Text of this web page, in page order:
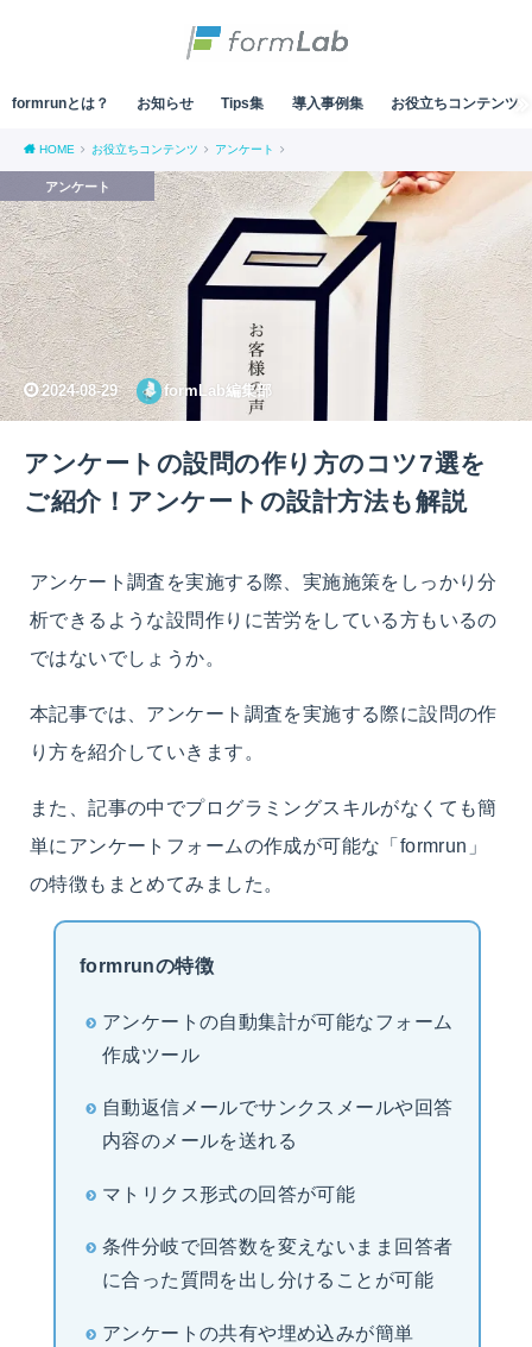
formrunとは？ お知らせ Tips集 導入事例集 お役立ちコンテンツ
HOME お役立ちコンテンツ アンケート
アンケートの設問の作り方のコツ7選を
ご紹介！アンケートの設計方法も解説
2024-08-29 formLab編集部
アンケート
アンケート調査を実施する際、実施施策をしっかり分
析できるような設問作りに苦労をしている方もいるの
ではないでしょうか。
本記事では、アンケート調査を実施する際に設問の作
り方を紹介していきます。
また、記事の中でプログラミングスキルがなくても簡
単にアンケートフォームの作成が可能な「formrun」
の特徴もまとめてみました。
formrunの特徴
アンケートの自動集計が可能なフォーム
作成ツール
自動返信メールでサンクスメールや回答
内容のメールを送れる
マトリクス形式の回答が可能
条件分岐で回答数を変えないまま回答者
に合った質問を出し分けることが可能
アンケートの共有や埋め込みが簡単